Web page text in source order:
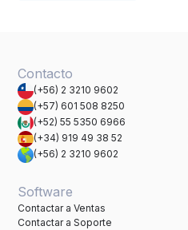
Contacto
(+56) 2 3210 9602
(+57) 601 508 8250
(+52) 55 5350 6966
(+34) 919 49 38 52
(+56) 2 3210 9602
Software
Contactar a Ventas
Contactar a Soporte